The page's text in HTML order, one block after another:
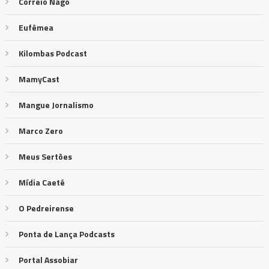
Eufêmea
Kilombas Podcast
MamyCast
Mangue Jornalismo
Marco Zero
Meus Sertões
Mídia Caeté
O Pedreirense
Ponta de Lança Podcasts
Portal Assobiar